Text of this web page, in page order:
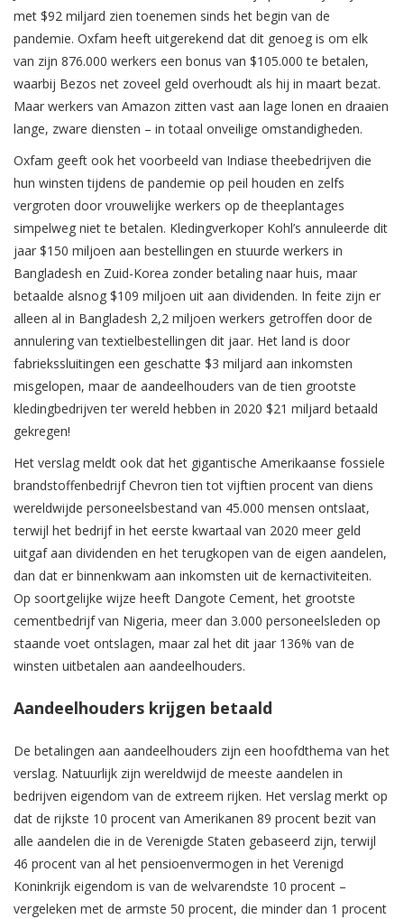
met $92 miljard zien toenemen sinds het begin van de
pandemie. Oxfam heeft uitgerekend dat dit genoeg is om elk
van zijn 876.000 werkers een bonus van $105.000 te betalen,
waarbij Bezos net zoveel geld overhoudt als hij in maart bezat.
Maar werkers van Amazon zitten vast aan lage lonen en draaien
lange, zware diensten – in totaal onveilige omstandigheden.
Oxfam geeft ook het voorbeeld van Indiase theebedrijven die
hun winsten tijdens de pandemie op peil houden en zelfs
vergroten door vrouwelijke werkers op de theeplantages
simpelweg niet te betalen. Kledingverkoper Kohl’s annuleerde dit
jaar $150 miljoen aan bestellingen en stuurde werkers in
Bangladesh en Zuid-Korea zonder betaling naar huis, maar
betaalde alsnog $109 miljoen uit aan dividenden. In feite zijn er
alleen al in Bangladesh 2,2 miljoen werkers getroffen door de
annulering van textielbestellingen dit jaar. Het land is door
fabriekssluitingen een geschatte $3 miljard aan inkomsten
misgelopen, maar de aandeelhouders van de tien grootste
kledingbedrijven ter wereld hebben in 2020 $21 miljard betaald
gekregen!
Het verslag meldt ook dat het gigantische Amerikaanse fossiele
brandstoffenbedrijf Chevron tien tot vijftien procent van diens
wereldwijde personeelsbestand van 45.000 mensen ontslaat,
terwijl het bedrijf in het eerste kwartaal van 2020 meer geld
uitgaf aan dividenden en het terugkopen van de eigen aandelen,
dan dat er binnenkwam aan inkomsten uit de kernactiviteiten.
Op soortgelijke wijze heeft Dangote Cement, het grootste
cementbedrijf van Nigeria, meer dan 3.000 personeelsleden op
staande voet ontslagen, maar zal het dit jaar 136% van de
winsten uitbetalen aan aandeelhouders.
Aandeelhouders krijgen betaald
De betalingen aan aandeelhouders zijn een hoofdthema van het
verslag. Natuurlijk zijn wereldwijd de meeste aandelen in
bedrijven eigendom van de extreem rijken. Het verslag merkt op
dat de rijkste 10 procent van Amerikanen 89 procent bezit van
alle aandelen die in de Verenigde Staten gebaseerd zijn, terwijl
46 procent van al het pensioenvermogen in het Verenigd
Koninkrijk eigendom is van de welvarendste 10 procent –
vergeleken met de armste 50 procent, die minder dan 1 procent